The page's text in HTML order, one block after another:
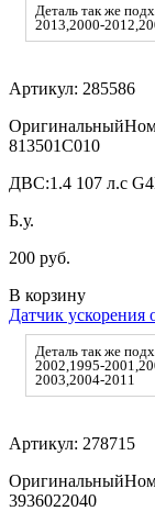
Деталь так же
2013,2000-
Артикул: 285586
813501C010
ДВС:1.4 107 л.с
Б.у.
200 руб.
В корзину
Датчик ускорения
Деталь так же
2002,1995-
2003,2004-2011
Артикул: 278715
3936022040